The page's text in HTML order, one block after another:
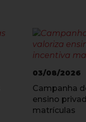
03/08/2026
Campanha
ensino
matrículas